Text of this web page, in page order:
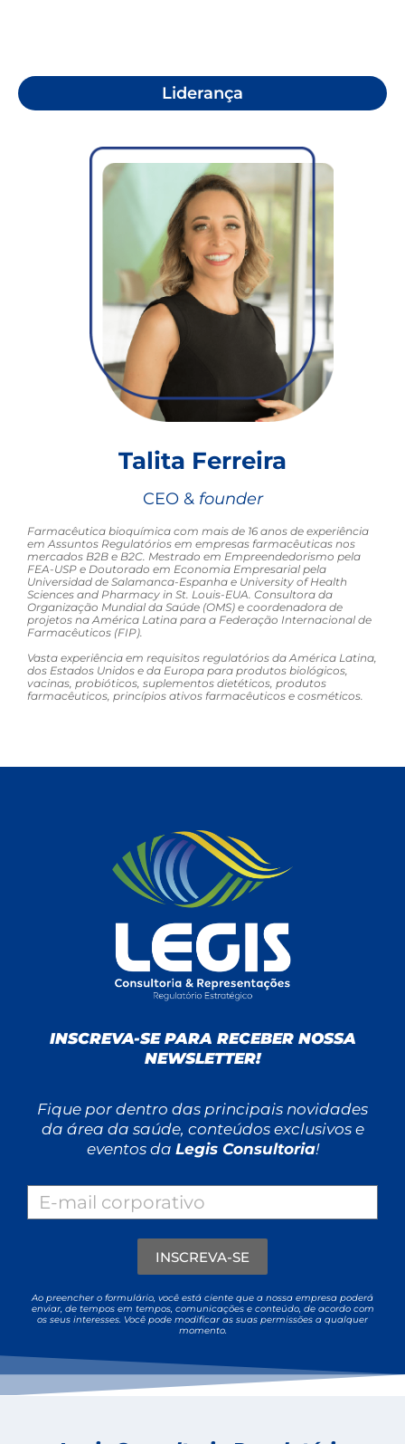
Liderança
Talita Ferreira
CEO & founder
Farmacêutica bioquímica com mais de 16 anos de experiência
em Assuntos Regulatórios em empresas farmacêuticas nos
mercados B2B e B2C. Mestrado em Empreendedorismo pela
FEA-USP e Doutorado em Economia Empresarial pela
Universidad de Salamanca-Espanha e University of Health
Sciences and Pharmacy in St. Louis-EUA. Consultora da
Organização Mundial da Saúde (OMS) e coordenadora de
projetos na América Latina para a Federação Internacional de
Farmacêuticos (FIP).
Vasta experiência em requisitos regulatórios da América Latina,
dos Estados Unidos e da Europa para produtos biológicos,
vacinas, probióticos, suplementos dietéticos, produtos
farmacêuticos, princípios ativos farmacêuticos e cosméticos.
INSCREVA-SE PARA RECEBER NOSSA
NEWSLETTER!
Fique por dentro das principais novidades
da área da saúde, conteúdos exclusivos e
eventos da Legis Consultoria!
INSCREVA-SE
Ao preencher o formulário, você está ciente que a nossa empresa poderá
enviar, de tempos em tempos, comunicações e conteúdo, de acordo com
os seus interesses. Você pode modificar as suas permissões a qualquer
momento.